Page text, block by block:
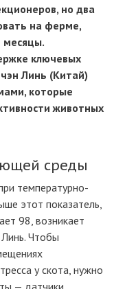
но два
на ферме,
месяцы.
ключевых
Линь (Китай)
которые
животных
среды
температурно-
этот показатель,
98, возникает
Чтобы
у скота, нужно
— датчики